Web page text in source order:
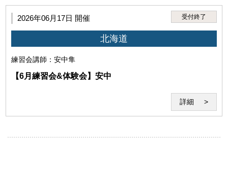
(6)本サービスの運営を妨げる行為、セミナー受講に不適
2026年06月17日 開催 受付終了
北海道
練習会講師：安中隼
【6月練習会&体験会】安中
詳細